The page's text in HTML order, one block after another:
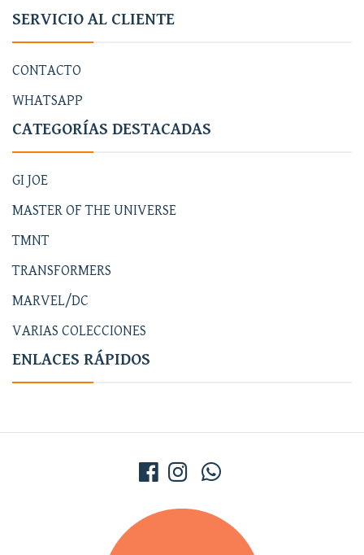
SERVICIO AL CLIENTE
CONTACTO
WHATSAPP
CATEGORÍAS DESTACADAS
GI JOE
MASTER OF THE UNIVERSE
TMNT
TRANSFORMERS
MARVEL/DC
VARIAS COLECCIONES
ENLACES RÁPIDOS